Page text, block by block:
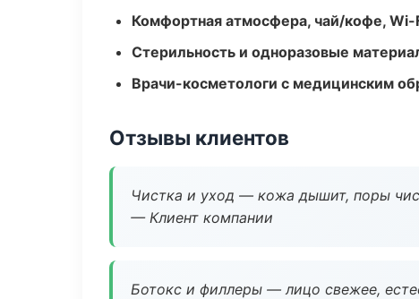
Комфортная атмосфера, чай/кофе, Wi-
Стерильность и одноразовые
Врачи-косметологи с медицинским
Отзывы клиентов
Чистка и уход — кожа дышит, поры
— Клиент компании
Ботокс и филлеры — лицо свежее,